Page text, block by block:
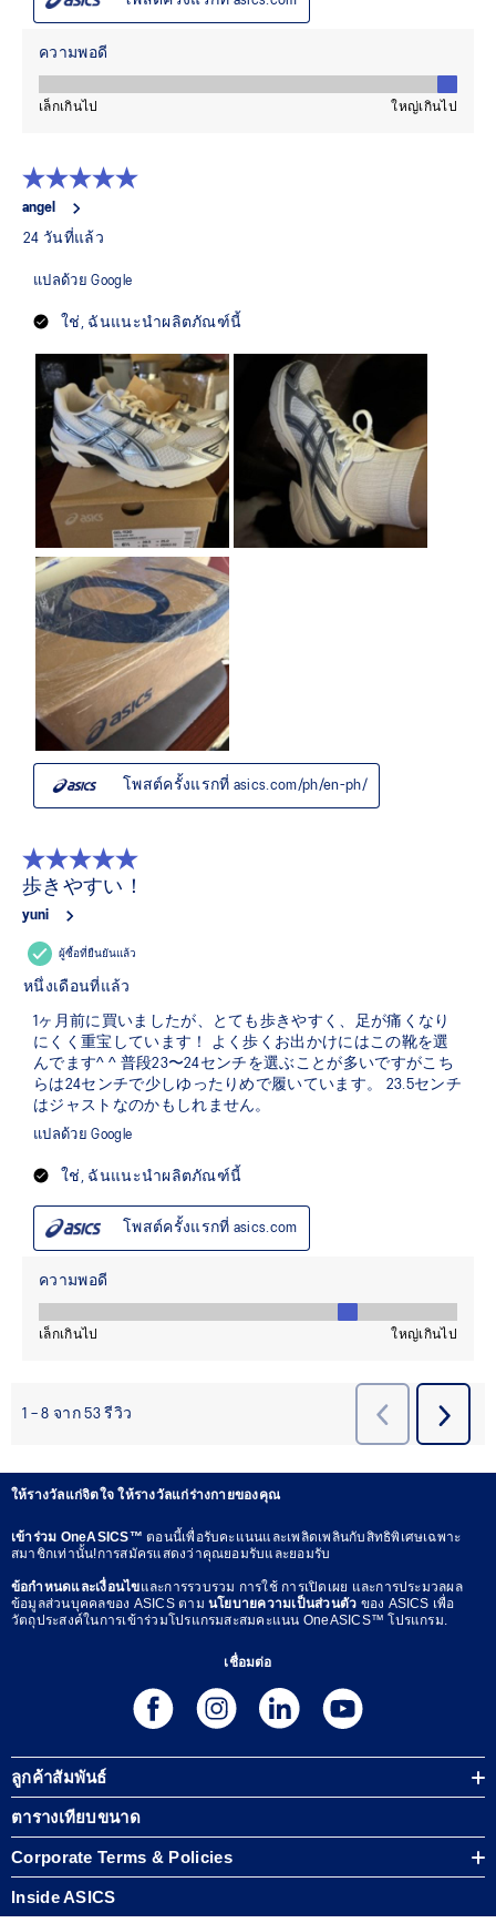
ให้รางวัลแก่จิตใจ ให้รางวัลแก่ร่างกายของคุณ
เข้าร่วม OneASICS™ตอนนี้เพื่อรับคะแนนและเพลิดเพลินกับสิทธิพิเศษเฉพาะ
สมาชิกเท่านั้น!การสมัครแสดงว่าคุณยอมรับและยอมรับ
ข้อกำหนดและเงื่อนไขและการรวบรวม การใช้ การเปิดเผย และการประมวลผล
ข้อมูลส่วนบุคคลของ ASICS ตาม นโยบายความเป็นส่วนตัว ของ ASICS เพื่อ
วัตถุประสงค์ในการเข้าร่วมโปรแกรมสะสมคะแนน OneASICS™ โปรแกรม.
เชื่อมต่อ
ลูกค้าสัมพันธ์
ตารางเทียบขนาด
Corporate Terms & Policies
Inside ASICS